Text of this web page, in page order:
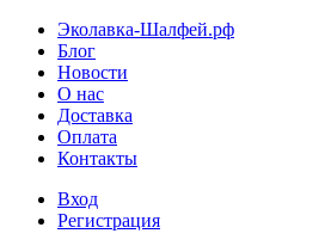
Эколавка-Шалфей.рф
Блог
Новости
О нас
Доставка
Оплата
Контакты
Вход
Регистрация